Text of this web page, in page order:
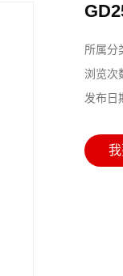
所属分
浏览次
发布日